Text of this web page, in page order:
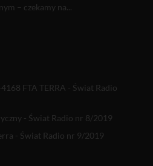
– czekamy na...
FTA TERRA - Świat Radio
- Świat Radio nr 8/2019
- Świat Radio nr 9/2019